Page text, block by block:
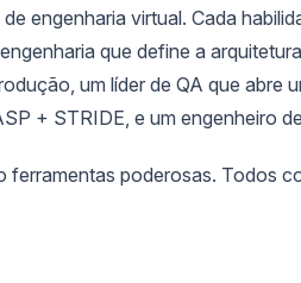
engenharia virtual. Cada
que define a
um líder de QA que abre
+ STRIDE, e um engenheiro
ferramentas poderosas. Todos